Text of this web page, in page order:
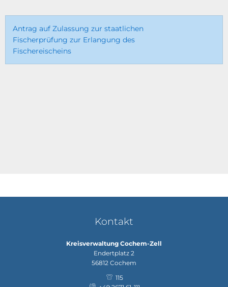
Antrag auf Zulassung zur staatlichen
Fischerprüfung zur Erlangung des
Fischereischeins
Kontakt
Kreisverwaltung Cochem-Zell
Endertplatz 2
56812 Cochem
115